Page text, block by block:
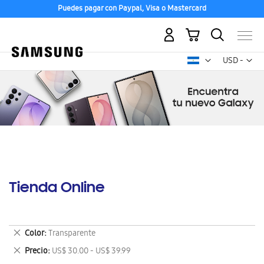
Puedes pagar con Paypal, Visa o Mastercard
Compra con ENVÍO GRATIS a tu hogar desde 48h hábiles
USD -
dólar
Mi carrito
Tienda Online
Color Transparente
Eliminar
este
artículo
Precio US$ 30.00 - US$ 39.99
Eliminar